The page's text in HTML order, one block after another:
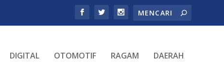
DIGITAL OTOMOTIF RAGAM DAERAH